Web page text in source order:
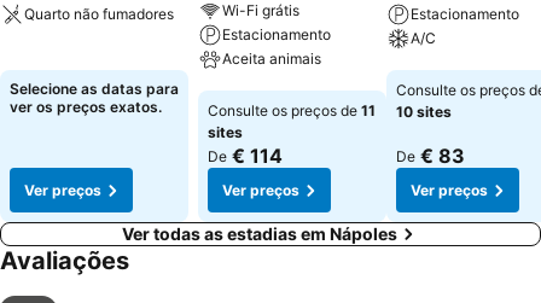
Quarto não fumadores
Selecione as datas para
ver os preços exatos.
Ver preços
Wi-Fi grátis
Estacionamento
Aceita animais
Ver preços
Consulte os preços de 11
sites
De € 114
Ver preços
Estacionamento
A/C
Ver preços
Consulte os preços
10 sites
De € 83
Ver preços
Ver todas as estadias em Nápoles
Avaliações